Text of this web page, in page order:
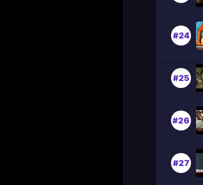
#24
#25
#26
#27